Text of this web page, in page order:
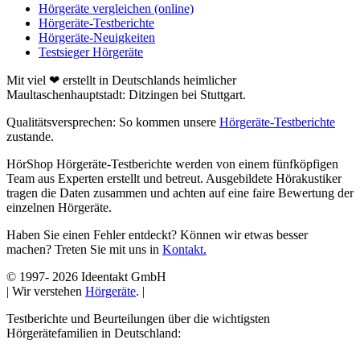
Hörgeräte vergleichen (online)
Hörgeräte-Testberichte
Hörgeräte-Neuigkeiten
Testsieger Hörgeräte
Mit viel ❤ erstellt in Deutschlands heimlicher
Maultaschenhauptstadt: Ditzingen bei Stuttgart.
Qualitätsversprechen: So kommen unsere Hörgeräte-Testberichte
zustande.
HörShop Hörgeräte-Testberichte werden von einem fünfköpfigen
Team aus Experten erstellt und betreut. Ausgebildete Hörakustiker
tragen die Daten zusammen und achten auf eine faire Bewertung der
einzelnen Hörgeräte.
Haben Sie einen Fehler entdeckt? Können wir etwas besser
machen? Treten Sie mit uns in Kontakt.
© 1997- 2026 Ideentakt GmbH
| Wir verstehen Hörgeräte. |
Testberichte und Beurteilungen über die wichtigsten
Hörgerätefamilien in Deutschland: